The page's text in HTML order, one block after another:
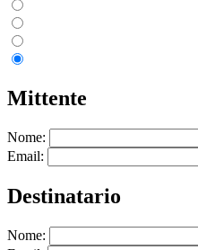
Mittente
Nome:
Email:
Destinatario
Nome: